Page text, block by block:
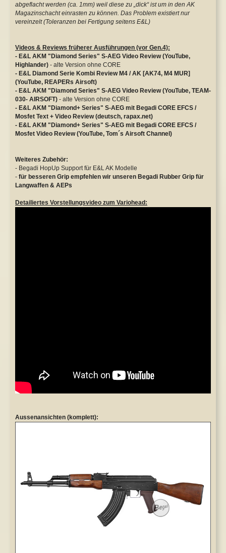
abgeflacht werden (ca. 1mm) weil diese zu „dick“ ist um in den AK
Magazinschacht einrasten zu können. Das Problem existiert nur
vereinzelt (Toleranzen bei Fertigung seitens E&L)
Videos & Reviews früherer Ausführungen (vor Gen.4):
- E&L AKM "Diamond Series" S-AEG Video Review (YouTube,
Highlander) - alte Version ohne CORE
- E&L Diamond Serie Kombi Review M4 / AK [AK74, M4 MUR]
(YouTube, REAPERs Airsoft)
- E&L AKM "Diamond Series" S-AEG Video Review (YouTube, TEAM-
030- AIRSOFT) - alte Version ohne CORE
- E&L AKM "Diamond+ Series" S-AEG mit Begadi CORE EFCS /
Mosfet Text + Video Review (deutsch, rapax.net)
- E&L AKM "Diamond+ Series" S-AEG mit Begadi CORE EFCS /
Mosfet Video Review (YouTube, Tom´s Airsoft Channel)
Weiteres Zubehör:
- Begadi HopUp Support für E&L AK Modelle
- für besseren Grip empfehlen wir unseren Begadi Rubber Grip für
Langwaffen & AEPs
Detailiertes Vorstellungsvideo zum Variohead:
Aussenansichten (komplett):